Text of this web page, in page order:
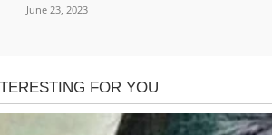
June 23, 2023